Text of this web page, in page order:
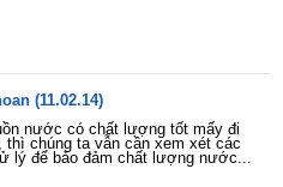
(11.02.14)
nước có chất lượng tốt mấy đi
thì chúng ta vẫn cần xem xét các
lý để bảo đảm chất lượng nước...